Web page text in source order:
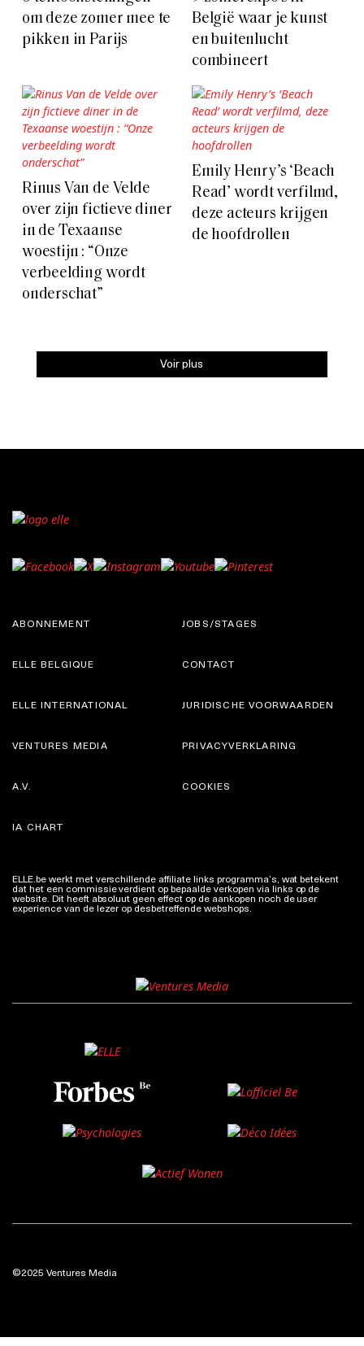
om deze zomer mee te
pikken in Parijs
België waar je kunst
en buitenlucht
combineert
Rinus Van de Velde
over zijn fictieve diner
in de Texaanse
woestijn : “Onze
verbeelding wordt
onderschat”
Emily Henry’s ‘Beach
Read’ wordt verfilmd,
deze acteurs krijgen
de hoofdrollen
Voir plus
ABONNEMENT
ELLE BELGIQUE
JOBS/STAGES
CONTACT
ELLE INTERNATIONAL
VENTURES MEDIA
JURIDISCHE VOORWAARDEN
PRIVACYVERKLARING
A.V.
IA CHART
COOKIES
ELLE.be werkt met verschillende affiliate links programma’s, wat betekent
dat het een commissie verdient op bepaalde verkopen via links op de
website. Dit heeft absoluut geen effect op de aankopen noch de user
experience van de lezer op desbetreffende webshops.
©2025 Ventures Media